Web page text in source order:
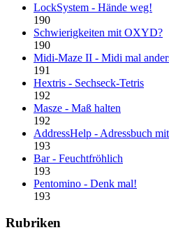
LockSystem - Hände weg!
190
Schwierigkeiten mit OXYD?
190
Midi-Maze II - Midi mal
191
Hextris - Sechseck-Tetris
192
Masze - Maß halten
192
AddressHelp - Adressbuch
193
Bar - Feuchtfröhlich
193
Pentomino - Denk mal!
193
Rubriken